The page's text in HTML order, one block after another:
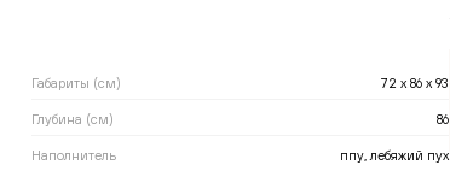
Габариты (см) 72 x 86 x 93
Глубина (см) 86
Наполнитель ппу, лебяжий пух